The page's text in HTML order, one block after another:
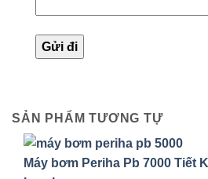
SẢN PHẨM TƯƠNG TỰ
Máy bơm Periha Pb 7000 Tiết